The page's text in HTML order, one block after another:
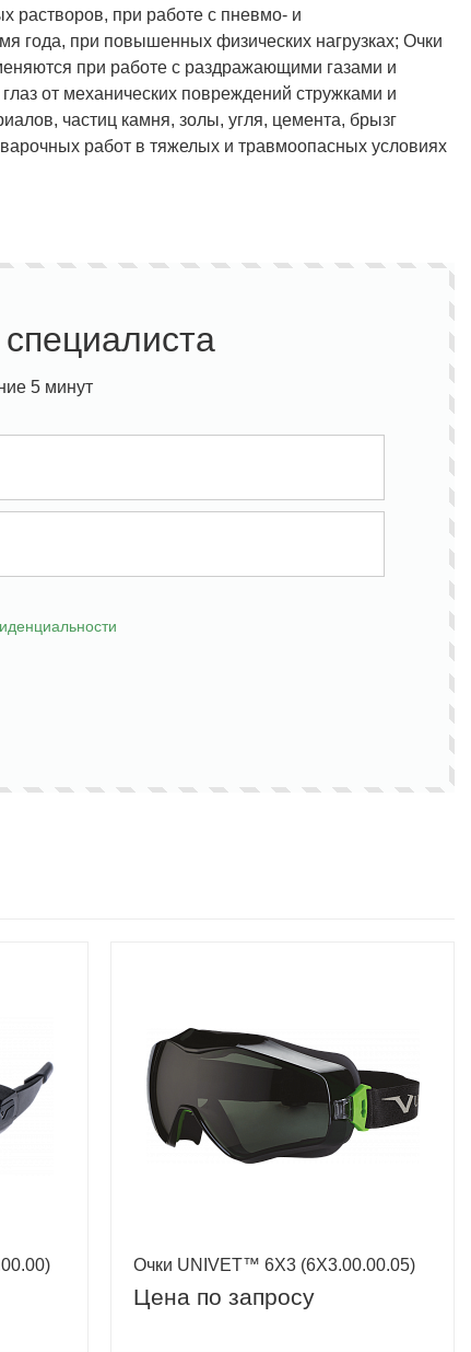
растворов, при работе с пневмо- и
года, при повышенных физических нагрузках; Очки
при работе с раздражающими газами и
от механических повреждений стружками и
частиц камня, золы, угля, цемента, брызг
работ в тяжелых и травмоопасных условиях
5 минут
Очки UNIVET™ 6Х3 (6Х3.00.00.05)
Цена по запросу